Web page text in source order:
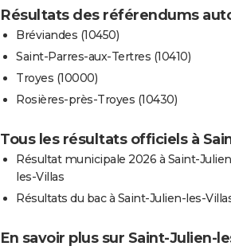
Résultats des référendums
Bréviandes (10450)
Saint-Parres-aux-Tertres (10410)
Troyes (10000)
Rosières-près-Troyes (10430)
Tous les résultats officiels à
Résultat municipale 2026 à Saint-
les-Villas
Résultats du bac à Saint-Julien-les-
En savoir plus sur Saint-Julien-